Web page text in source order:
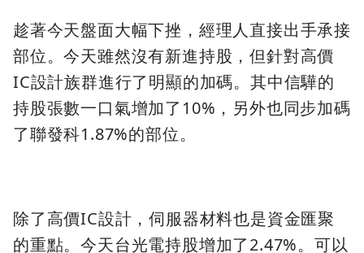
趁著今天盤面大幅下挫，經理人直接出手承接
部位。今天雖然沒有新進持股，但針對高價
IC設計族群進行了明顯的加碼。其中信驊的
持股張數一口氣增加了10%，另外也同步加碼
了聯發科1.87%的部位。
除了高價IC設計，伺服器材料也是資金匯聚
的重點。今天台光電持股增加了2.47%。可以